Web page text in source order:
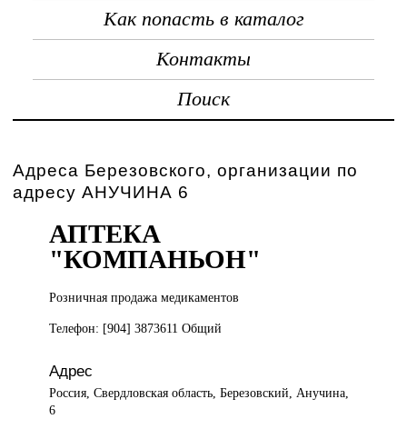
Как попасть в каталог
Контакты
Поиск
Адреса Березовского, организации по
адресу АНУЧИНА 6
АПТЕКА
"КОМПАНЬОН"
Розничная продажамедикаментов
Телефон: [904] 3873611 Общий
Адрес
Россия, Свердловская область, Березовский, Анучина,
6